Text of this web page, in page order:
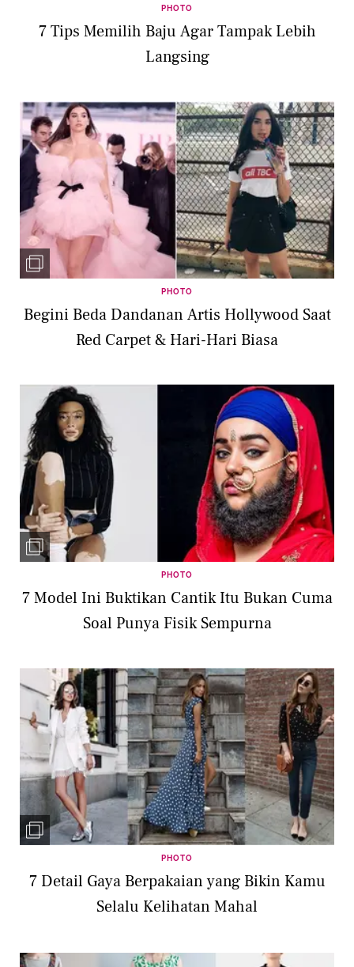
PHOTO
7 Tips Memilih Baju Agar Tampak Lebih
Langsing
PHOTO
Begini Beda Dandanan Artis Hollywood Saat
Red Carpet & Hari-Hari Biasa
PHOTO
7 Model Ini Buktikan Cantik Itu Bukan Cuma
Soal Punya Fisik Sempurna
PHOTO
7 Detail Gaya Berpakaian yang Bikin Kamu
Selalu Kelihatan Mahal